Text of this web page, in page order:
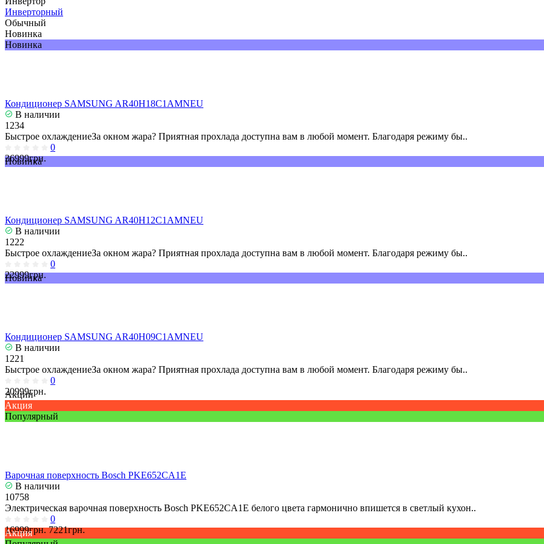
Инверторный
Обычный
Новинка
Новинка
Кондиционер SAMSUNG AR40H18C1AMNEU
В наличии
1234
Быстрое охлаждениеЗа окном жара? Приятная прохлада доступна вам в любой момент. Благодаря режиму бы..
0
36999грн.
Новинка
Кондиционер SAMSUNG AR40H12C1AMNEU
В наличии
1222
Быстрое охлаждениеЗа окном жара? Приятная прохлада доступна вам в любой момент. Благодаря режиму бы..
0
22999грн.
Новинка
Кондиционер SAMSUNG AR40H09C1AMNEU
В наличии
1221
Быстрое охлаждениеЗа окном жара? Приятная прохлада доступна вам в любой момент. Благодаря режиму бы..
0
20999грн.
Акции
Акция
Популярный
Варочная поверхность Bosch PKE652CA1E
В наличии
10758
Электрическая варочная поверхность Bosch PKE652CA1E белого цвета гармонично впишется в светлый кухон..
0
16999грн. 7221грн.
Акция